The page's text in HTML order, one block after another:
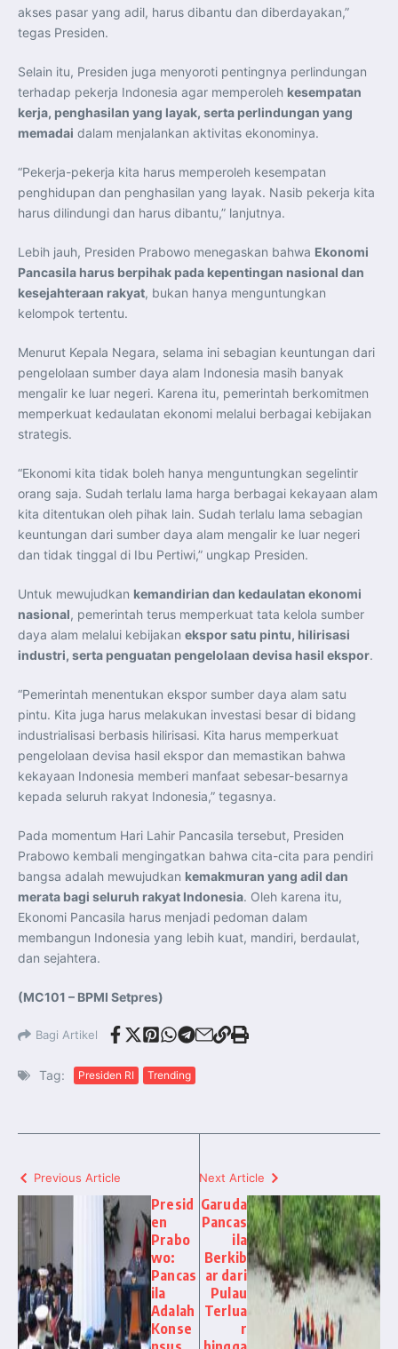
akses pasar yang adil, harus dibantu dan diberdayakan,”
tegas Presiden.
Selain itu, Presiden juga menyoroti pentingnya perlindungan
terhadap pekerja Indonesia agar memperoleh kesempatan
kerja, penghasilan yang layak, serta perlindungan yang
memadai dalam menjalankan aktivitas ekonominya.
“Pekerja-pekerja kita harus memperoleh kesempatan
penghidupan dan penghasilan yang layak. Nasib pekerja kita
harus dilindungi dan harus dibantu,” lanjutnya.
Lebih jauh, Presiden Prabowo menegaskan bahwa Ekonomi
Pancasila harus berpihak pada kepentingan nasional dan
kesejahteraan rakyat, bukan hanya menguntungkan
kelompok tertentu.
Menurut Kepala Negara, selama ini sebagian keuntungan dari
pengelolaan sumber daya alam Indonesia masih banyak
mengalir ke luar negeri. Karena itu, pemerintah berkomitmen
memperkuat kedaulatan ekonomi melalui berbagai kebijakan
strategis.
“Ekonomi kita tidak boleh hanya menguntungkan segelintir
orang saja. Sudah terlalu lama harga berbagai kekayaan alam
kita ditentukan oleh pihak lain. Sudah terlalu lama sebagian
keuntungan dari sumber daya alam mengalir ke luar negeri
dan tidak tinggal di Ibu Pertiwi,” ungkap Presiden.
Untuk mewujudkan kemandirian dan kedaulatan ekonomi
nasional, pemerintah terus memperkuat tata kelola sumber
daya alam melalui kebijakan ekspor satu pintu, hilirisasi
industri, serta penguatan pengelolaan devisa hasil ekspor.
“Pemerintah menentukan ekspor sumber daya alam satu
pintu. Kita juga harus melakukan investasi besar di bidang
industrialisasi berbasis hilirisasi. Kita harus memperkuat
pengelolaan devisa hasil ekspor dan memastikan bahwa
kekayaan Indonesia memberi manfaat sebesar-besarnya
kepada seluruh rakyat Indonesia,” tegasnya.
Pada momentum Hari Lahir Pancasila tersebut, Presiden
Prabowo kembali mengingatkan bahwa cita-cita para pendiri
bangsa adalah mewujudkan kemakmuran yang adil dan
merata bagi seluruh rakyat Indonesia. Oleh karena itu,
Ekonomi Pancasila harus menjadi pedoman dalam
membangun Indonesia yang lebih kuat, mandiri, berdaulat,
dan sejahtera.
(MC101 – BPMI Setpres)
Bagi Artikel
Tag: Presiden RI Trending
Previous Article
Presid
en
Prabo
wo:
Pancas
ila
Adalah
Konse
Next Article
Garuda
Pancas
ila
Berkib
ar dari
Pulau
Terlua
r